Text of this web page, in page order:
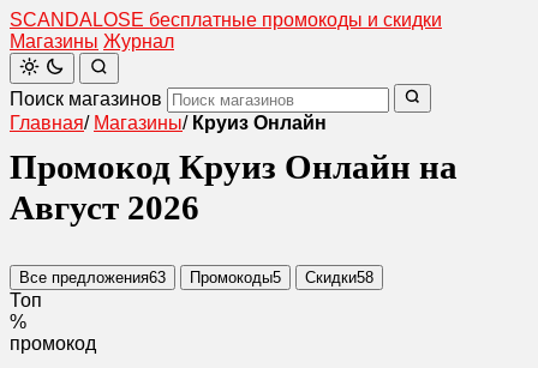
SCANDALOSE бесплатные промокоды и скидки
Магазины Журнал
Поиск магазинов
Главная/ Магазины/ Круиз Онлайн
Промокод Круиз Онлайн на
Август 2026
Все предложения63 Промокоды5 Скидки58
Топ
%
промокод